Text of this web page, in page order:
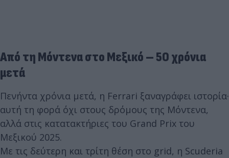
Από τη Μόντενα στο Μεξικό – 50 χρόνια
μετά
Πενήντα χρόνια μετά, η Ferrari ξαναγράφει ιστορία·
αυτή τη φορά όχι στους δρόμους της Μόντενα,
αλλά στις κατατακτήριες του Grand Prix του
Μεξικού 2025.
Με τις δεύτερη και τρίτη θέση στο grid, η Scuderia